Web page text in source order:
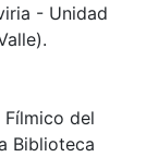
- Unidad
del
Biblioteca